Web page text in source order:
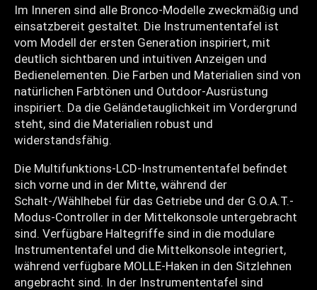
Im Inneren sind alle Bronco-Modelle zweckmäßig und
einsatzbereit gestaltet. Die Instrumententafel ist
vom Modell der ersten Generation inspiriert, mit
deutlich sichtbaren und intuitiven Anzeigen und
Bedienelementen. Die Farben und Materialien sind von
natürlichen Farbtönen und Outdoor-Ausrüstung
inspiriert. Da die Geländetauglichkeit im Vordergrund
steht, sind die Materialien robust und
widerstandsfähig.
Die Multifunktions-LCD-Instrumententafel befindet
sich vorne und in der Mitte, während der
Schalt-/Wählhebel für das Getriebe und der G.O.A.T.-
Modus-Controller in der Mittelkonsole untergebracht
sind. Verfügbare Haltegriffe sind in die modulare
Instrumententafel und die Mittelkonsole integriert,
während verfügbare MOLLE-Haken in den Sitzlehnen
angebracht sind. In der Instrumententafel sind